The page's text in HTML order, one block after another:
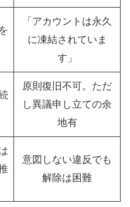
「アカウントは永久
に凍結されていま
す」
原則復旧不可。ただ
し異議申し立ての余
地有
意図しない違反でも
解除は困難